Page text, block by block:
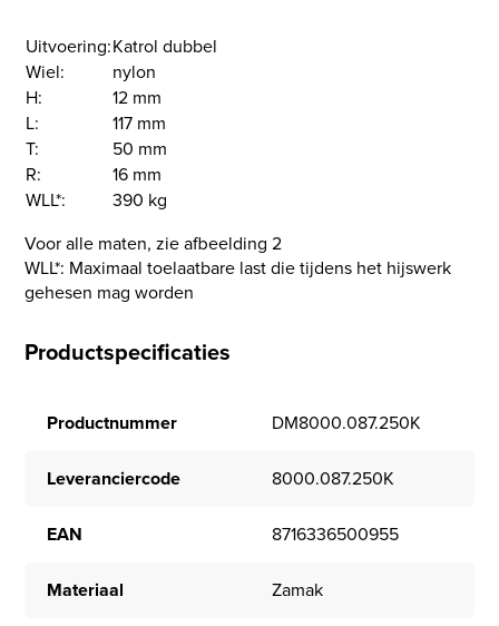
Uitvoering:Katrol dubbel
Wiel:
nylon
H:
12 mm
L:
117 mm
T:
50 mm
R:
16 mm
WLL*:
390 kg
Voor alle maten, zie afbeelding 2
WLL*: Maximaal toelaatbare last die tijdens het hijswerk
gehesen mag worden
Productspecificaties
Productnummer DM8000.087.250K
Leveranciercode 8000.087.250K
EAN 8716336500955
Materiaal Zamak